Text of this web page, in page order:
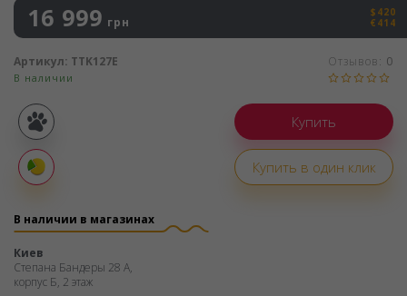
16 999 грн
$420
€414
В наличии
Отзывов: 0
Артикул: TTK127E
Купить в один клик
Покупка
частями
В наличии в магазинах
Киев
Степана Бандеры 28 А,
корпус Б, 2 этаж